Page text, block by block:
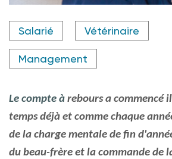
Crédit photo © yana136-
Salarié Vétérinaire
Management
Le compte à reboursa commencé
temps déjà et comme chaque
de la charge mentale de fin
du beau-frère et la commande de